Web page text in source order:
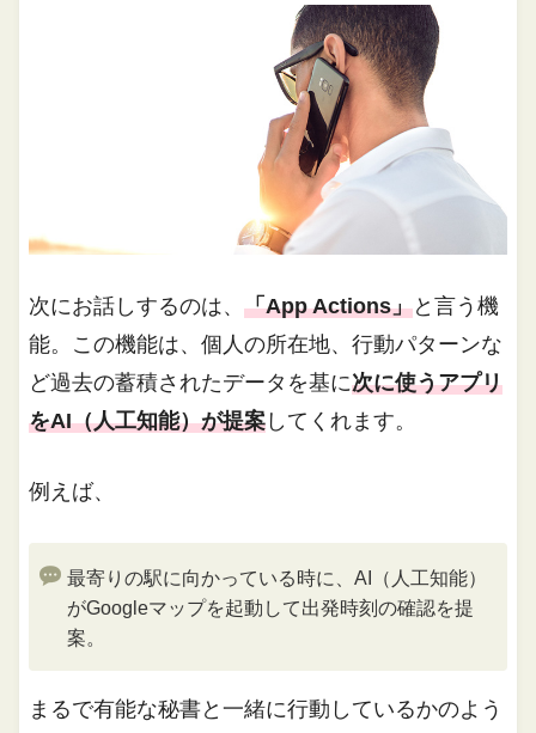
次にお話しするのは、「App Actions」と言う機
能。この機能は、個人の所在地、行動パターンな
ど過去の蓄積されたデータを基に次に使うアプリ
をAI（人工知能）が提案 してくれます。
例えば、
最寄りの駅に向かっている時に、AI（人工知能）
がGoogleマップを起動して出発時刻の確認を提
案。
まるで有能な秘書と一緒に行動しているかのよう